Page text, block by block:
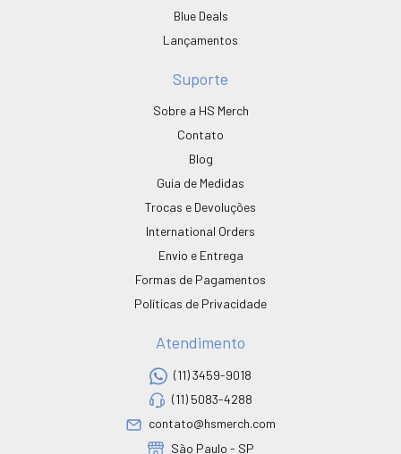
Blue Deals
Lançamentos
Suporte
Sobre a HS Merch
Contato
Blog
Guia de Medidas
Trocas e Devoluções
International Orders
Envio e Entrega
Formas de Pagamentos
Políticas de Privacidade
Atendimento
(11) 3459-9018
(11) 5083-4288
contato@hsmerch.com
São Paulo - SP